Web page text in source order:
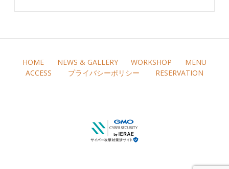
HOME NEWS & GALLERY WORKSHOP
MENU
ACCESS
プライバシーポリシー RESERVATION